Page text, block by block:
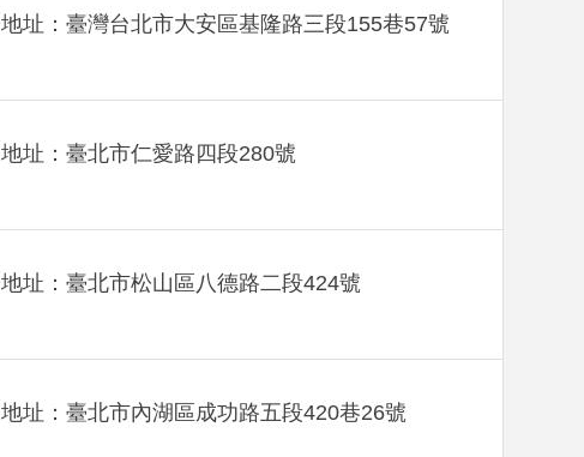
地址：臺灣台北市大安區基隆路三段155巷57號
地址：臺北市仁愛路四段280號
地址：臺北市松山區八德路二段424號
地址：臺北市內湖區成功路五段420巷26號